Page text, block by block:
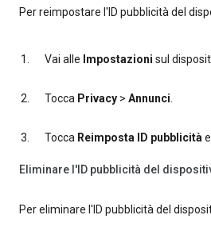
Per reimpostare l'ID pubblicità del
Vai alle Impostazioni sul
Tocca Privacy > Annunci.
Tocca Reimposta ID pubblicità
Eliminare l'ID pubblicità del
Per eliminare l'ID pubblicità del